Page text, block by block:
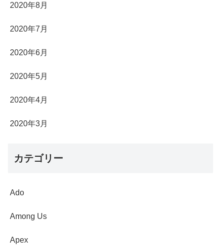
2020年8月
2020年7月
2020年6月
2020年5月
2020年4月
2020年3月
カテゴリー
Ado
Among Us
Apex